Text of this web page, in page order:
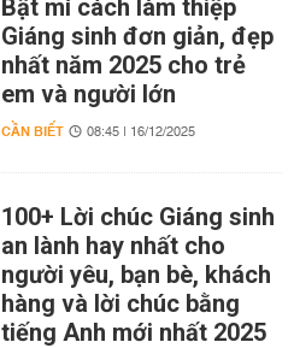
Bật mí cách làm thiệp
Giáng sinh đơn giản, đẹp
nhất năm 2025 cho trẻ
em và người lớn
CẦN BIẾT 08:45 | 16/12/2025
100+ Lời chúc Giáng sinh
an lành hay nhất cho
người yêu, bạn bè, khách
hàng và lời chúc bằng
tiếng Anh mới nhất 2025